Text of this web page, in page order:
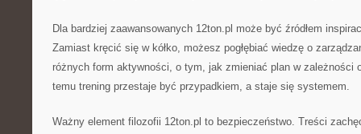
Dla bardziej zaawansowanych 12ton.pl może być źródłem
Zamiast kręcić się w kółko, możesz pogłębiać wiedzę o
różnych form aktywności, o tym, jak zmieniać plan w zależności
temu trening przestaje być przypadkiem, a staje się systemem.
Ważny element filozofii 12ton.pl to bezpieczeństwo. Treści